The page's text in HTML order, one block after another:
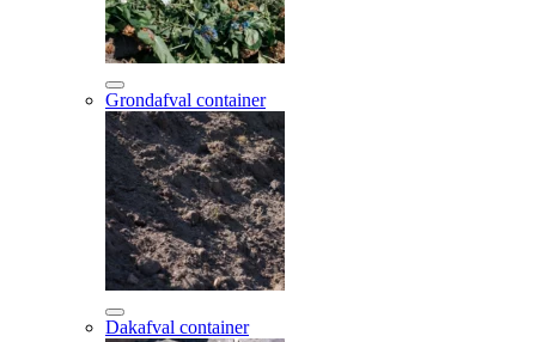
Grondafval container
Dakafval container